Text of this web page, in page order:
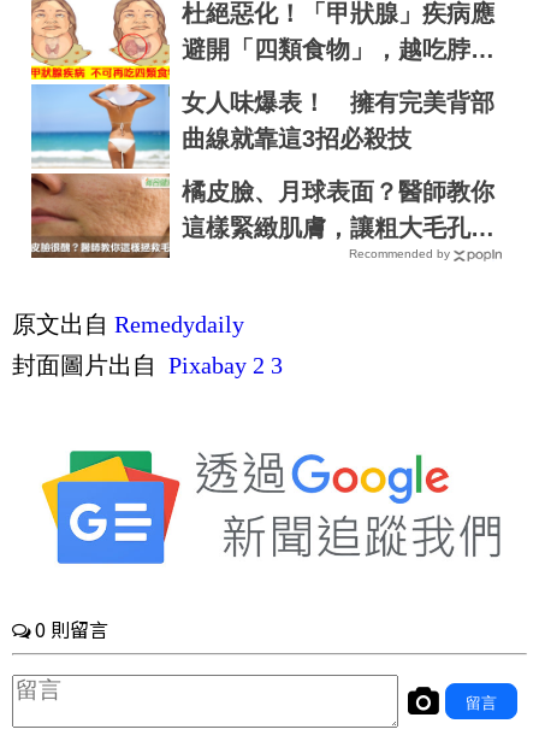
th
杜絕惡化！「甲狀腺」疾病應
避開「四類食物」，越吃脖子
越腫｜每日健康 Health
女人味爆表！ 擁有完美背部
曲線就靠這3招必殺技
橘皮臉、月球表面？醫師教你
這樣緊緻肌膚，讓粗大毛孔通
通縮回去！｜每日健康 Health
Recommended by
原文出自 Remedydaily
封面圖片出自 Pixabay 2 3